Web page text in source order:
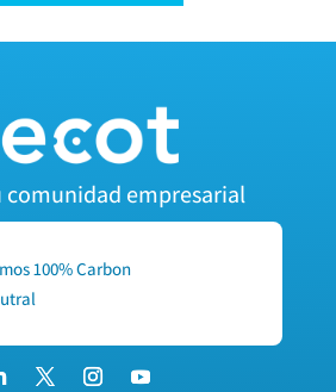
comunidad empresarial
100% Carbon